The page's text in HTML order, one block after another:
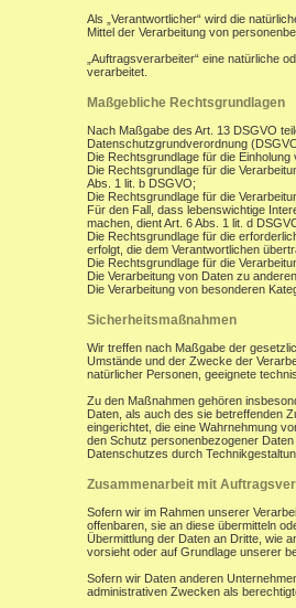
Als „Verantwortlicher“ wird die
Mittel der Verarbeitung von
„Auftragsverarbeiter“ eine natürliche
verarbeitet.
Maßgebliche Rechtsgrundlagen
Nach Maßgabe des Art. 13 DSGVO
Datenschutzgrundverordnung
Die Rechtsgrundlage für die
Die Rechtsgrundlage für die
Abs. 1 lit. b DSGVO;
Die Rechtsgrundlage für die
Für den Fall, dass lebenswichtige
machen, dient Art. 6 Abs. 1 lit. d
Die Rechtsgrundlage für die
erfolgt, die dem Verantwortlichen
Die Rechtsgrundlage für die
Die Verarbeitung von Daten zu
Die Verarbeitung von besonderen
Sicherheitsmaßnahmen
Wir treffen nach Maßgabe der
Umstände und der Zwecke der
natürlicher Personen, geeignete
Zu den Maßnahmen gehören
Daten, als auch des sie betreffenden
eingerichtet, die eine Wahrnehmung
den Schutz personenbezogener
Datenschutzes durch
Zusammenarbeit mit
Sofern wir im Rahmen unserer
offenbaren, sie an diese übermitteln
Übermittlung der Daten an Dritte, wie
vorsieht oder auf Grundlage unserer
Sofern wir Daten anderen
administrativen Zwecken als